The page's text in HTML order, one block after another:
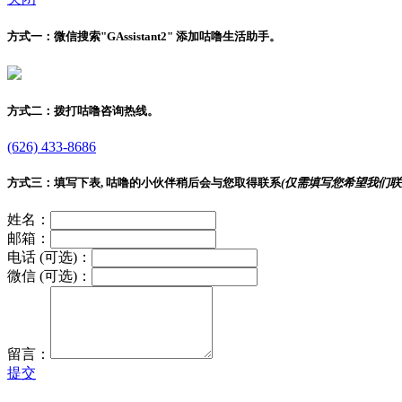
方式一： 微信搜索"GAssistant2" 添加咕噜生活助手。
方式二： 拨打咕噜咨询热线。
(626) 433-8686
方式三： 填写下表, 咕噜的小伙伴稍后会与您取得联系(仅需填写您希望我们
姓名：
邮箱：
电话 (可选)：
微信 (可选)：
留言：
提交